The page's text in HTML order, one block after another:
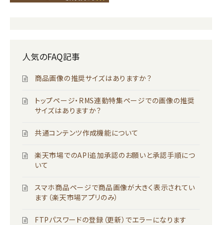
人気のFAQ記事
商品画像の推奨サイズはありますか？
トップページ・RMS連動特集ページでの画像の推奨
サイズはありますか？
共通コンテンツ作成機能について
楽天市場でのAPI追加承認のお願いと承認手順につ
いて
スマホ商品ページで商品画像が大きく表示されてい
ます（楽天市場アプリのみ）
FTPパスワードの登録（更新）でエラーになります